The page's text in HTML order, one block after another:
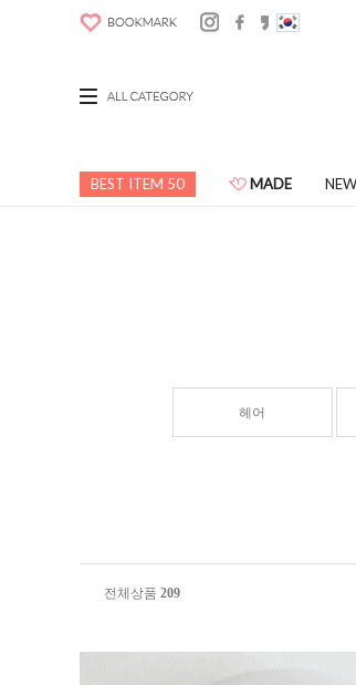
BEST ITEM 50 MADE NEW
헤어
전체상품 209